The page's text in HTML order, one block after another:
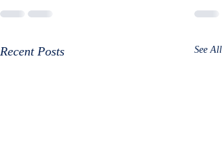
Recent Posts See All